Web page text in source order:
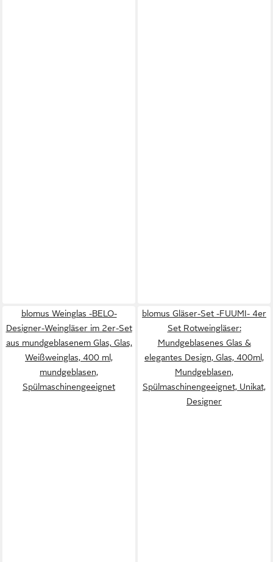
blomus Weinglas -BELO-
Designer-Weingläser im 2er-Set
aus mundgeblasenem Glas, Glas,
Weißweinglas, 400 ml,
mundgeblasen,
Spülmaschinengeeignet
blomus Gläser-Set -FUUMI- 4er
Set Rotweingläser:
Mundgeblasenes Glas &
elegantes Design, Glas, 400ml,
Mundgeblasen,
Spülmaschinengeeignet, Unikat,
Designer